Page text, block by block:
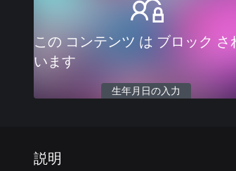
この コンテンツ は ブロック さ
います
生年月日の入力
説明